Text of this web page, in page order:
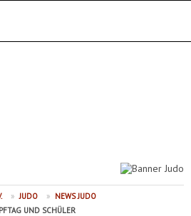
TISCHTENNIS
» JUDO » NEWS JUDO
UND SCHÜLER